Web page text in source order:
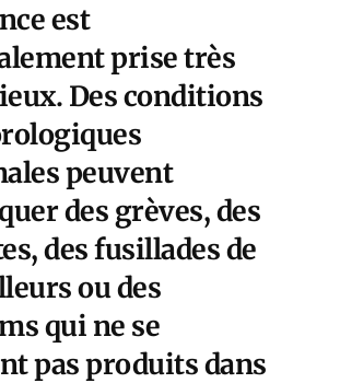
est
prise très
Des conditions
peuvent
des grèves, des
des fusillades de
ou des
qui ne se
pas produits dans